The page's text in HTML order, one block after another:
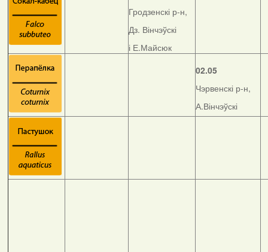
Гродзенскі р-н,
Дз. Вінчэўскі
і Е.Майсюк
02.05
Чэрвенскі р-н,
А.Вінчэўскі